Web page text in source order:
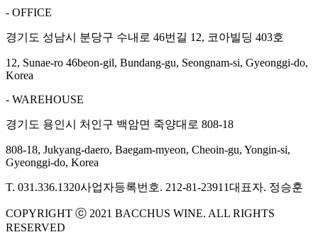
- OFFICE
경기도 성남시 분당구 수내로 46번길 12, 코아빌딩 403호
12, Sunae-ro 46beon-gil, Bundang-gu, Seongnam-si, Gyeonggi-do,
Korea
- WAREHOUSE
경기도 용인시 처인구 백암면 죽양대로 808-18
808-18, Jukyang-daero, Baegam-myeon, Cheoin-gu, Yongin-si,
Gyeonggi-do, Korea
T. 031.336.1320사업자등록번호. 212-81-23911대표자. 정승훈
COPYRIGHT ⓒ 2021 BACCHUS WINE. ALL RIGHTS
RESERVED